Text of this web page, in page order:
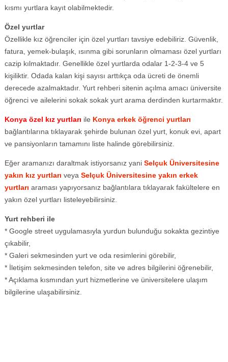
kısmı yurtlara kayıt olabilmektedir.
Özel yurtlar
Özellikle kız öğrenciler için özel yurtları tavsiye edebiliriz. Güvenlik,
fatura, yemek-bulaşık, ısınma gibi sorunların olmaması özel yurtları
cazip kılmaktadır. Genellikle özel yurtlarda odalar 1-2-3-4 ve 5
kişiliktir. Odada kalan kişi sayısı arttıkça oda ücreti de önemli
derecede azalmaktadır. Yurt rehberi sitenin açılma amacı üniversite
öğrenci ve ailelerini sokak sokak yurt arama derdinden kurtarmaktır.
Konya özel kız yurtları ile Konya erkek öğrenci yurtları
bağlantılarına tıklayarak şehirde bulunan özel yurt, konuk evi, apart
ve pansiyonların tamamını liste halinde görebilirsiniz.
Eğer aramanızı daraltmak istiyorsanız yani Selçuk Üniversitesine
yakın kız yurtları veya Selçuk Üniversitesine yakın erkek
yurtları araması yapıyorsanız bağlantılara tıklayarak fakültelere en
yakın özel yurtları listeleyebilirsiniz.
Yurt rehberi ile
* Google street uygulamasıyla yurdun bulunduğu sokakta gezintiye
çıkabilir,
* Galeri sekmesinden yurt ve oda resimlerini görebilir,
* İletişim sekmesinden telefon, site ve adres bilgilerini öğrenebilir,
* Açıklama kısmından yurt hizmetlerine ve üniversitelere ulaşım
bilgilerine ulaşabilirsiniz.